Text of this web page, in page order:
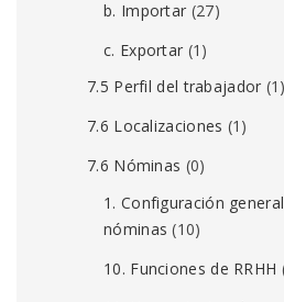
b. Importar (27)
c. Exportar (1)
7.5 Perfil del trabajador (1)
7.6 Localizaciones (1)
7.6 Nóminas (0)
1. Configuración
nóminas (10)
10. Funciones de RRHH